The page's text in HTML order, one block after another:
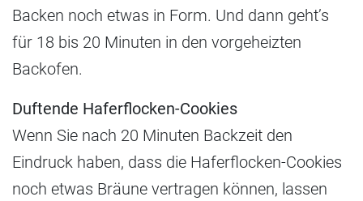
Backen noch etwas in Form. Und dann geht’s
für 18 bis 20 Minuten in den vorgeheizten
Backofen.
Duftende Haferflocken-Cookies
Wenn Sie nach 20 Minuten Backzeit den
Eindruck haben, dass die Haferflocken-Cookies
noch etwas Bräune vertragen können, lassen